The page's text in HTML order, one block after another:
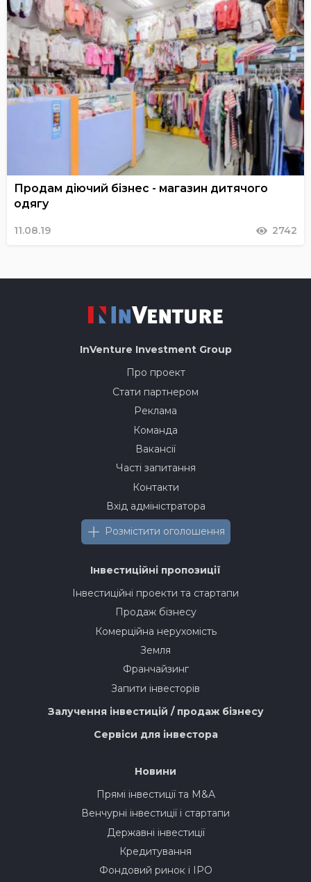
Продам діючий бізнес - магазин дитячого
одягу
11.08.19 2742
InVenture Investment Group
Про проект
Стати партнером
Реклама
Команда
Вакансії
Часті запитання
Контакти
Вхід адміністратора
Розмістити оголошення
Інвестиційні пропозиції
Інвестиційні проекти та стартапи
Продаж бізнесу
Комерційна нерухомість
Земля
Франчайзинг
Запити інвесторів
Залучення інвестицій / продаж бізнесу
Сервіси для інвестора
Новини
Прямі інвестиції та M&A
Венчурні інвестиції і стартапи
Державні інвестиції
Кредитування
Фондовий ринок і IPO